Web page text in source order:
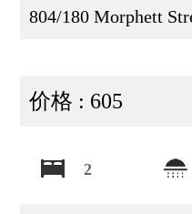
804/180 Morphett
价格 : 605
2